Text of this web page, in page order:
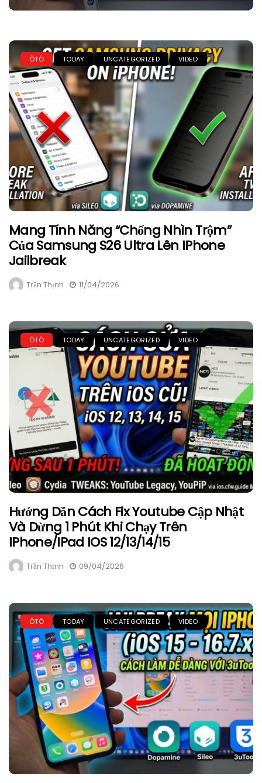
ÔTÔ TODAY UNCATEGORIZED VIDEO
Mang Tính Năng “Chống Nhìn Trộm”
Của Samsung S26 Ultra Lên IPhone
Jailbreak
Trần Thịnh 11/04/2026
ÔTÔ TODAY UNCATEGORIZED VIDEO
Hướng Dẫn Cách Fix Youtube Cập Nhật
Và Dừng 1 Phút Khi Chạy Trên
IPhone/iPad IOS 12/13/14/15
Trần Thịnh 09/04/2026
ÔTÔ TODAY UNCATEGORIZED VIDEO